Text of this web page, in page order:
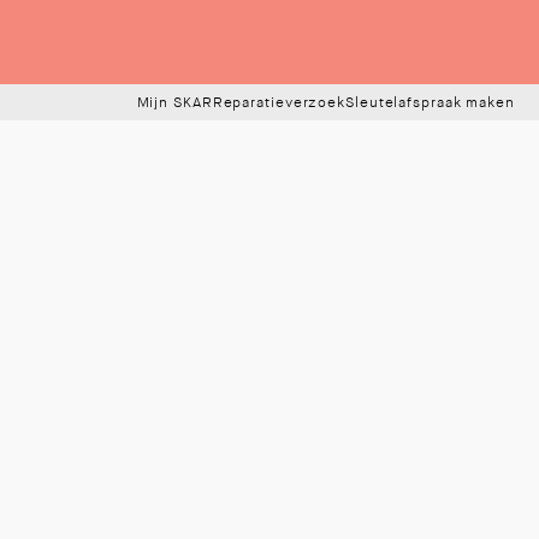
Mijn SKAR ReparatieverzoekSleutelafspraak maken